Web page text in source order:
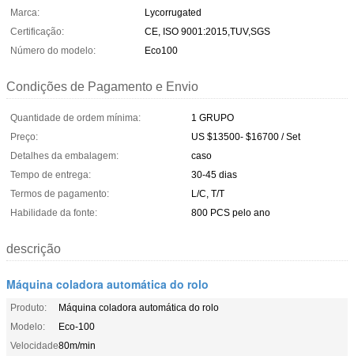
Marca:
Lycorrugated
Certificação:
CE, ISO 9001:2015,TUV,SGS
Número do modelo:
Eco100
Condições de Pagamento e Envio
Quantidade de ordem mínima:
1 GRUPO
Preço:
US $13500- $16700 / Set
Detalhes da embalagem:
caso
Tempo de entrega:
30-45 dias
Termos de pagamento:
L/C, T/T
Habilidade da fonte:
800 PCS pelo ano
descrição
Máquina coladora automática do rolo
Produto:
Máquina coladora automática do rolo
Modelo:
Eco-100
Velocidade80m/min